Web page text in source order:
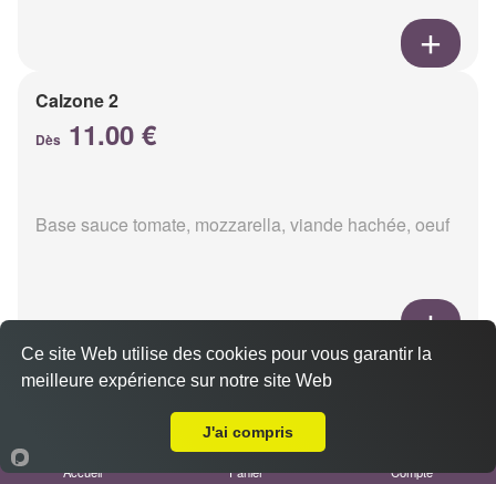
Calzone 2
Dès 11.00 €
Base sauce tomate, mozzarella, viande hachée, oeuf
Calzon 3
Accueil Panier Compte
Ce site Web utilise des cookies pour vous garantir la
meilleure expérience sur notre site Web
J'ai compris